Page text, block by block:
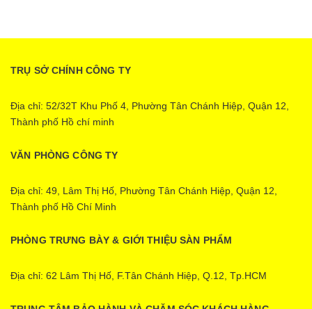
TRỤ SỞ CHÍNH CÔNG TY
Địa chỉ: 52/32T Khu Phố 4, Phường Tân Chánh Hiệp, Quận 12,
Thành phố Hồ chí minh
VĂN PHÒNG CÔNG TY
Địa chỉ: 49, Lâm Thị Hố, Phường Tân Chánh Hiệp, Quận 12,
Thành phố Hồ Chí Minh
PHÒNG TRƯNG BÀY & GIỚI THIỆU SÀN PHẨM
Địa chỉ: 62 Lâm Thị Hố, F.Tân Chánh Hiệp, Q.12, Tp.HCM